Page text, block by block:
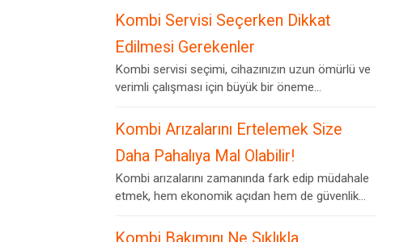
Kombi Servisi Seçerken Dikkat
Edilmesi Gerekenler
Kombi servisi seçimi, cihazınızın uzun ömürlü ve
verimli çalışması için büyük bir öneme...
Kombi Arızalarını Ertelemek Size
Daha Pahalıya Mal Olabilir!
Kombi arızalarını zamanında fark edip müdahale
etmek, hem ekonomik açıdan hem de güvenlik...